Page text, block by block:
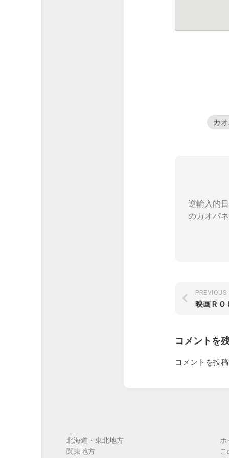
カ
逆輸入的
のカオパ
PREVIOUS
映画ＲＯ
コメントを
コメントを投
北海道・東北地方
関東地方
ホ